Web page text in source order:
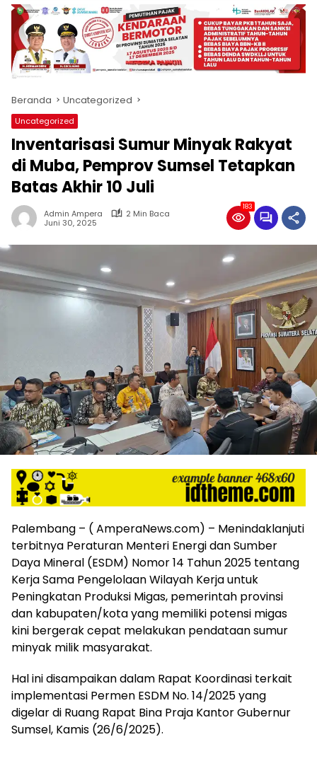
produk
antara
lain
mampu
menjadi
komunikasi
usaha
(beriklan),
fokus
pada
pemberitaan
nasional
maupun
international,
lokal
dan
dinamis,
memiliki
lebih
murah
dari
Koran
maupun
media
siber
lainnya,
desain
dan
media
siber
lebih
eksklusif,
bergaya
trendi,
mengandung
unsur
gaya
hidup,
hiburan,
bebas
Beranda Uncategorized
Uncategorized
Inventarisasi Sumur Minyak Rakyat
di Muba, Pemprov Sumsel Tetapkan
Batas Akhir 10 Juli
Admin Ampera
2 Min Baca
Juni 30, 2025
183
Palembang – ( AmperaNews.com) – Menindaklanjuti
terbitnya Peraturan Menteri Energi dan Sumber
Daya Mineral (ESDM) Nomor 14 Tahun 2025 tentang
Kerja Sama Pengelolaan Wilayah Kerja untuk
Peningkatan Produksi Migas, pemerintah provinsi
dan kabupaten/kota yang memiliki potensi migas
kini bergerak cepat melakukan pendataan sumur
minyak milik masyarakat.
Hal ini disampaikan dalam Rapat Koordinasi terkait
implementasi Permen ESDM No. 14/2025 yang
digelar di Ruang Rapat Bina Praja Kantor Gubernur
Sumsel, Kamis (26/6/2025).